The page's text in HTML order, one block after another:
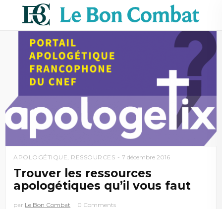
APOLOGÉTIQUE RESSOURCES 7 décembre 2016
Trouver les ressources
apologétiques qu’il vous faut
par Le Bon Combat 0 Comments